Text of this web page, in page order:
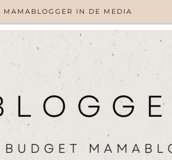
MAMABLOGGER IN DE MEDIA